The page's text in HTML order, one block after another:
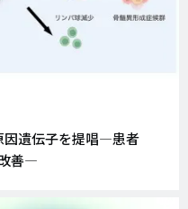
因遺伝子を提唱―患者
善―